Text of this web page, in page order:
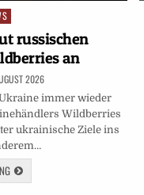
russischen
an
2026
immer wieder
Wildberries
ukrainische Ziele ins